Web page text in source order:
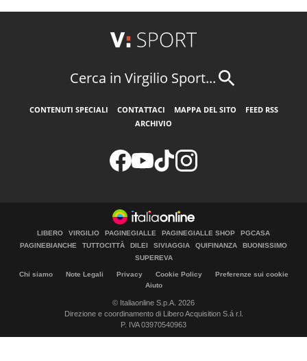
Cerca in Virgilio Sport...
CONTENUTI SPECIALI CONTATTACI MAPPA DEL SITO
FEED RSS
ARCHIVIO
LIBERO VIRGILIO PAGINEGIALLE PAGINEGIALLE SHOP
PGCASA
PAGINEBIANCHE
TUTTOCITTÀ DILEI SIVIAGGIA QUIFINANZA
BUONISSIMO
SUPEREVA
Chi siamo Note Legali Privacy Cookie Policy
Preferenze sui cookie
Aiuto
© Italiaonline S.p.A. 2026
Direzione e coordinamento di Libero Acquisition S.á r.l.
P. IVA 03970540963